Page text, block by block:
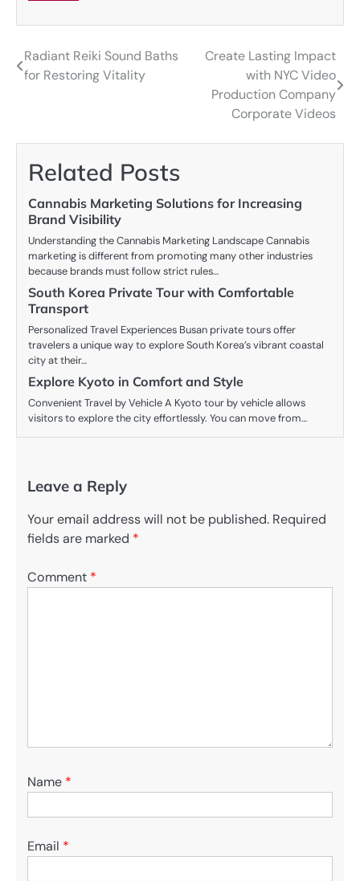
Post
navigation
Radiant Reiki Sound Baths
for Restoring Vitality
Create Lasting Impact
with NYC Video
Production Company
Corporate Videos
Related Posts
Cannabis Marketing Solutions for Increasing
Brand Visibility
Understanding the Cannabis Marketing Landscape Cannabis
marketing is different from promoting many other industries
because brands must follow strict rules…
South Korea Private Tour with Comfortable
Transport
Personalized Travel Experiences Busan private tours offer
travelers a unique way to explore South Korea’s vibrant coastal
city at their…
Explore Kyoto in Comfort and Style
Convenient Travel by Vehicle A Kyoto tour by vehicle allows
visitors to explore the city effortlessly. You can move from…
Leave a Reply
Your email address will not be published. Required
fields are marked *
Comment *
Name *
Email *